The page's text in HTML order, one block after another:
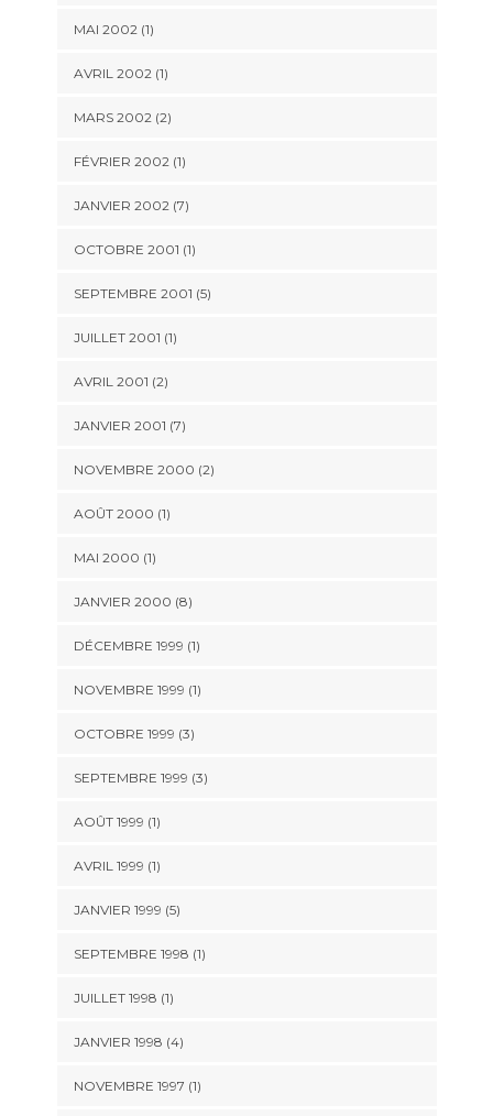
MAI 2002 (1)
AVRIL 2002 (1)
MARS 2002 (2)
FÉVRIER 2002 (1)
JANVIER 2002 (7)
OCTOBRE 2001 (1)
SEPTEMBRE 2001 (5)
JUILLET 2001 (1)
AVRIL 2001 (2)
JANVIER 2001 (7)
NOVEMBRE 2000 (2)
AOÛT 2000 (1)
MAI 2000 (1)
JANVIER 2000 (8)
DÉCEMBRE 1999 (1)
NOVEMBRE 1999 (1)
OCTOBRE 1999 (3)
SEPTEMBRE 1999 (3)
AOÛT 1999 (1)
AVRIL 1999 (1)
JANVIER 1999 (5)
SEPTEMBRE 1998 (1)
JUILLET 1998 (1)
JANVIER 1998 (4)
NOVEMBRE 1997 (1)